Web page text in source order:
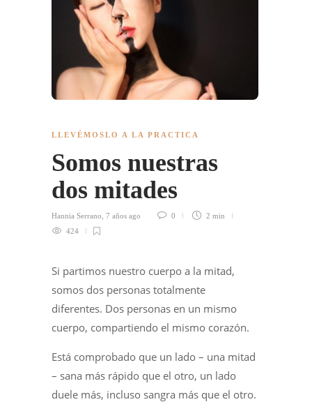
LLEVÉMOSLO A LA PRACTICA
Somos nuestras
dos mitades
Hannia Serrano 7 años ago 0
2 min
424
Si partimos nuestro cuerpo a la mitad,
somos dos personas totalmente
diferentes. Dos personas en un mismo
cuerpo, compartiendo el mismo corazón.
Está comprobado que un lado – una mitad
– sana más rápido que el otro, un lado
duele más, incluso sangra más que el otro.